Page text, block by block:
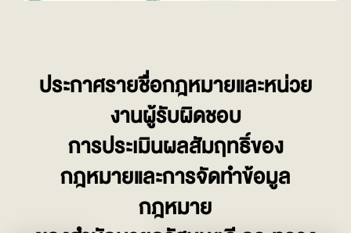
ประกาศรายชื่อกฎหมายและหน่วย
งานผู้รับผิดชอบ
การประเมินผลสัมฤทธิ์ของ
กฎหมายและการจัดทำข้อมูล
กฎหมาย